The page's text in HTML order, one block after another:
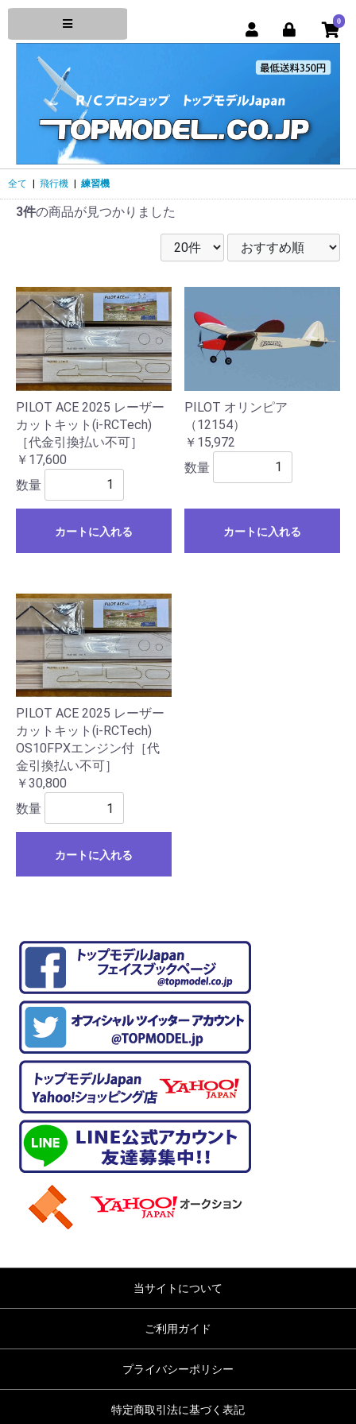
0
全て 飛行機 練習機
3件の商品が見つかりました
PILOT ACE 2025 レーザー
カットキット(i-RCTech)
［代金引換払い不可］
￥17,600
数量
カートに入れる
PILOT オリンピア
（12154）
￥15,972
数量
カートに入れる
PILOT ACE 2025 レーザー
カットキット(i-RCTech)
OS10FPXエンジン付［代
金引換払い不可］
￥30,800
数量
カートに入れる
当サイトについて
ご利用ガイド
プライバシーポリシー
特定商取引法に基づく表記